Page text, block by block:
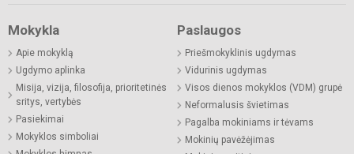
Mokykla
Apie mokyklą
Ugdymo aplinka
Misija, vizija, filosofija, prioritetinės
sritys, vertybės
Pasiekimai
Mokyklos simboliai
Paslaugos
Priešmokyklinis ugdymas
Vidurinis ugdymas
Visos dienos mokyklos (VDM) grupė
Neformalusis švietimas
Pagalba mokiniams ir tėvams
Mokinių pavėžėjimas